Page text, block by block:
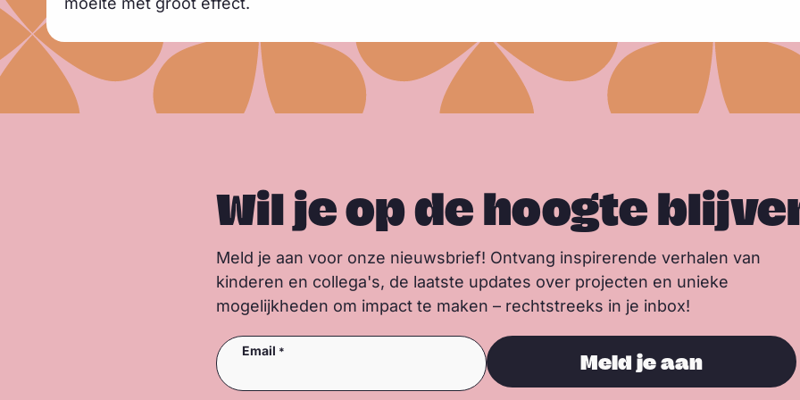
m
e
Wil je op de hoogte
Meld je aan voor onze nieuwsbrief! Ontvang inspirerende verhalen van
kinderen en collega's, de laatste updates over projecten en unieke
mogelijkheden om impact te maken – rechtstreeks in je inbox!
Email
Meld je aan